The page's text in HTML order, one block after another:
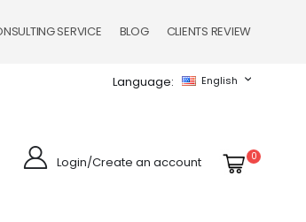
SERVICE BLOG CLIENTS REVIEW
Language
English
Login/Create an account Cart
0items